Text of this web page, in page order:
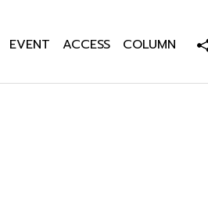
EVENT ACCESS COLUMN